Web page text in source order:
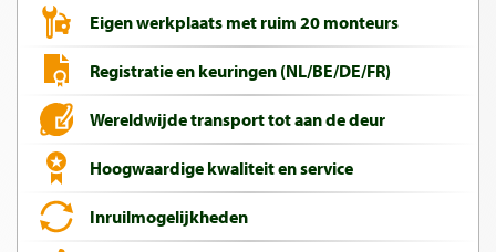
Eigen werkplaats met ruim 20 monteurs
Registratie en keuringen (NL/BE/DE/FR)
Wereldwijde transport tot aan de deur
Hoogwaardige kwaliteit en service
Inruilmogelijkheden